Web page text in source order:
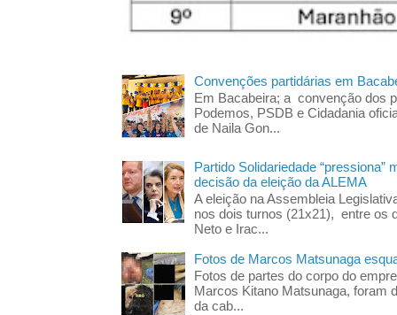
Convenções partidárias em
Em Bacabeira; a convenção dos
Podemos, PSDB e Cidadania
de Naila Gon...
Partido Solidariedade “pressiona”
decisão da eleição da ALEMA
A eleição na Assembleia
nos dois turnos (21x21), entre os
Neto e Irac...
Fotos de Marcos Matsunaga
Fotos de partes do corpo do
Marcos Kitano Matsunaga, foram
da cab...